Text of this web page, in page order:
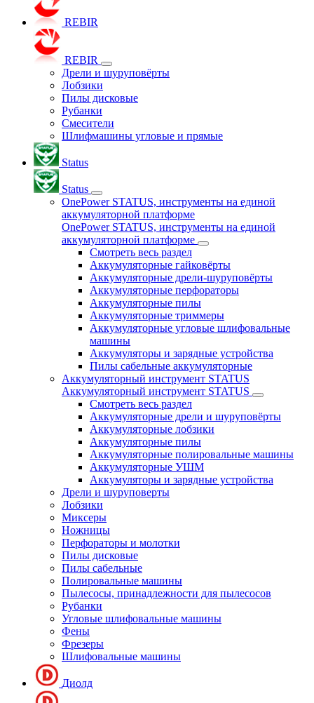
REBIR
REBIR
Дрели и шуруповёрты
Лобзики
Пилы дисковые
Рубанки
Смесители
Шлифмашины угловые и прямые
Status
Status
OnePower STATUS, инструменты на единой
аккумуляторной платформе
OnePower STATUS, инструменты на единой
аккумуляторной платформе
Смотреть весь раздел
Аккумуляторные гайковёрты
Аккумуляторные дрели-шуруповёрты
Аккумуляторные перфораторы
Аккумуляторные пилы
Аккумуляторные триммеры
Аккумуляторные угловые шлифовальные
машины
Аккумуляторы и зарядные устройства
Пилы сабельные аккумуляторные
Аккумуляторный инструмент STATUS
Аккумуляторный инструмент STATUS
Смотреть весь раздел
Аккумуляторные дрели и шуруповёрты
Аккумуляторные лобзики
Аккумуляторные пилы
Аккумуляторные полировальные машины
Аккумуляторные УШМ
Аккумуляторы и зарядные устройства
Дрели и шуруповерты
Лобзики
Миксеры
Ножницы
Перфораторы и молотки
Пилы дисковые
Пилы сабельные
Полировальные машины
Пылесосы, принадлежности для пылесосов
Рубанки
Угловые шлифовальные машины
Фены
Фрезеры
Шлифовальные машины
Диолд